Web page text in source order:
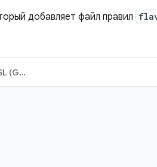
добавляет файл правил
Устаревший DSL (Groovy)